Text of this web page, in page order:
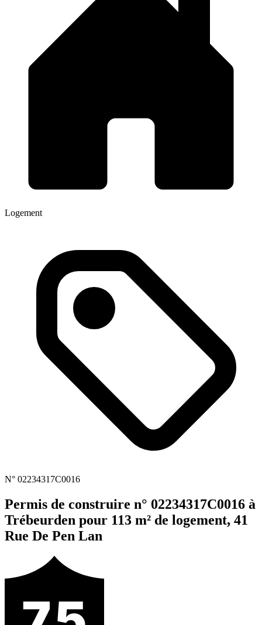
Logement
N° 02234317C0016
Permis de construire n° 02234317C0016 à
Trébeurden pour 113 m² de logement, 41
Rue De Pen Lan